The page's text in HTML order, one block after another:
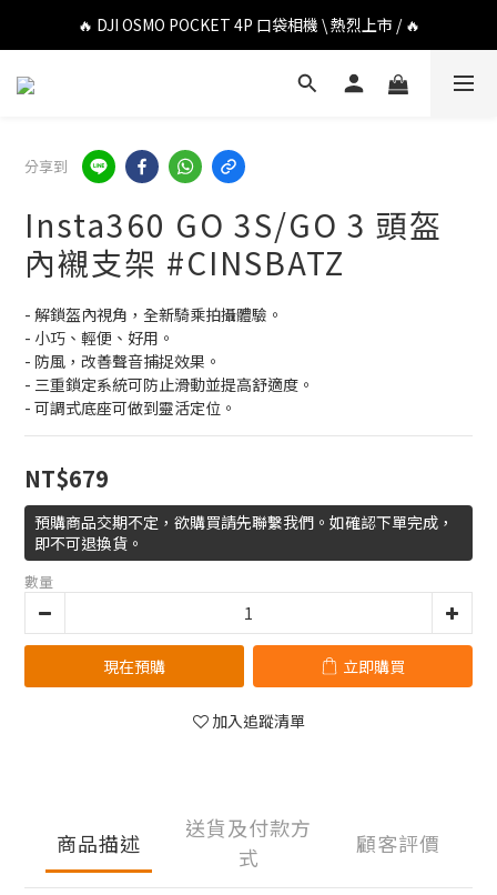
🔥 DJI OSMO POCKET 4P 口袋相機 \ 熱烈上市 / 🔥
🔥 DJI OSMO POCKET 4P 口袋相機 \ 熱烈上市 / 🔥
🔥 Insta360 Luna Ultra 雲台相機 \ 熱烈上市 / 🔥
🔥 DJI OSMO POCKET 4P 口袋相機 \ 熱烈上市 / 🔥
分享到
Insta360 GO 3S/GO 3 頭盔
內襯支架 #CINSBATZ
- 解鎖盔內視角，全新騎乘拍攝體驗。
- 小巧、輕便、好用。
- 防風，改善聲音捕捉效果。
- 三重鎖定系統可防止滑動並提高舒適度。
- 可調式底座可做到靈活定位。
NT$679
預購商品交期不定，欲購買請先聯繫我們。如確認下單完成，
即不可退換貨。
數量
現在預購 立即購買
加入追蹤清單
商品描述
送貨及付款方
式
顧客評價